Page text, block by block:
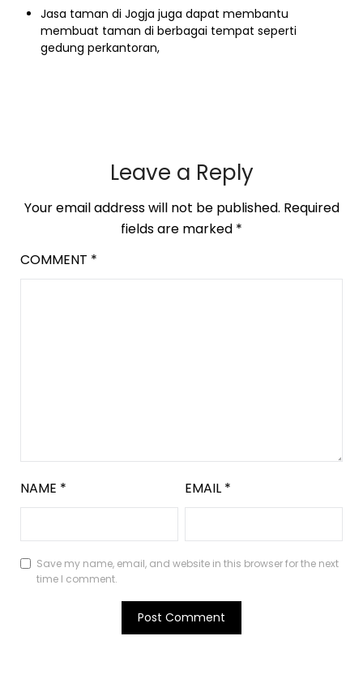
Jasa taman di Jogja juga dapat membantu
membuat taman di berbagai tempat seperti
gedung perkantoran,
Leave a Reply
Your email address will not be published. Required
fields are marked *
COMMENT *
NAME * EMAIL *
Save my name, email, and website in this browser for the next
time I comment.